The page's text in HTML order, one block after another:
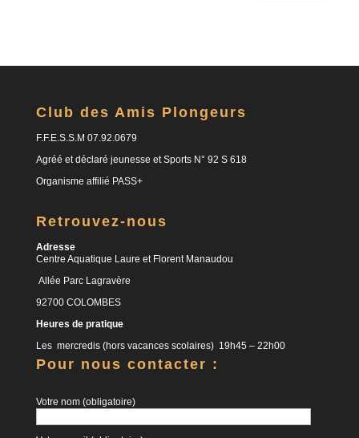
Club des Amis Plongeurs
F.F.E.S.S.M 07.92.0679
Agréé et déclaré jeunesse et Sports N° 92 S 618
Organisme affilié PASS+
Retrouvez-nous
Adresse
Centre Aquatique Laure et Florent Manaudou
Allée Parc Lagravère
92700 COLOMBES
Heures de pratique
Les mercredis (hors vacances scolaires) 19h45 – 22h00
Pour nous contacter :
Votre nom (obligatoire)